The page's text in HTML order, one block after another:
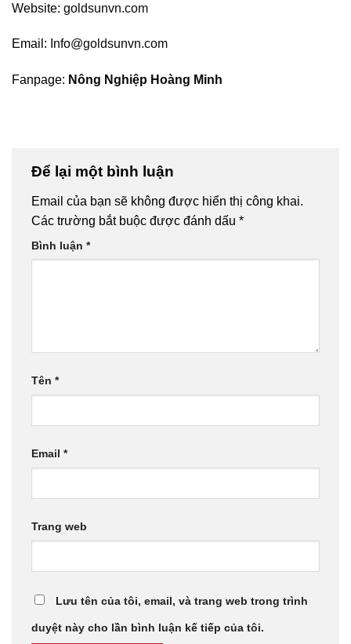
Website: goldsunvn.com
Email: Info@goldsunvn.com
Fanpage: Nông Nghiệp Hoàng Minh
Để lại một bình luận
Email của bạn sẽ không được hiển thị công khai.
Các trường bắt buộc được đánh dấu *
Bình luận *
Tên *
Email *
Trang web
Lưu tên của tôi, email, và trang web trong trình
duyệt này cho lần bình luận kế tiếp của tôi.